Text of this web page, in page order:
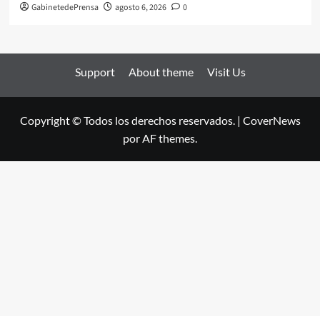
GabinetedePrensa agosto 6, 2026 0
Support About theme Visit Us
Copyright © Todos los derechos reservados. | CoverNews
por AF themes.